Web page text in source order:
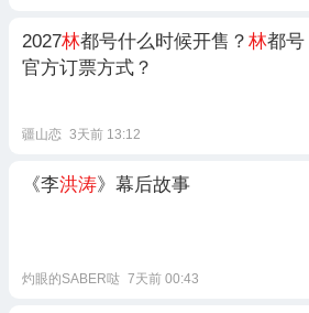
2027林都号什么时候开售？ 林都号
官方订票方式？
疆山恋 3天前 13:12
《李洪涛》幕后故事
灼眼的SABER哒 7天前 00:43